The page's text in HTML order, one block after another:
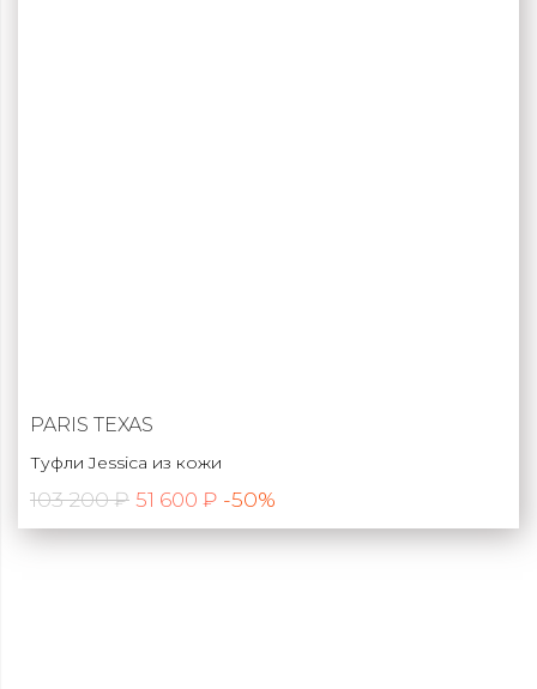
PARIS TEXAS
Туфли Jessica из кожи
103 200 ₽ 51 600 ₽ -50%